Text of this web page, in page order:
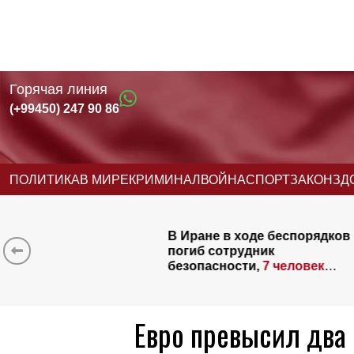
Горячая линия
(+99450) 247 90 86
ПОЛИТИКАВ МИРЕКРИМИНАЛВОЙНАСПОРТЗАКОН
беспорядков
7 человек
ВАЖНОЕ
со
новостроек в
Евро превысил